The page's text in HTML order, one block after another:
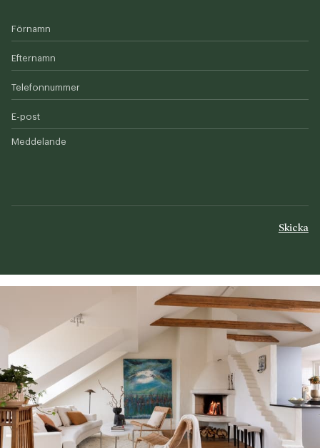
Förnamn
Efternamn
Telefonnummer
E-post
Meddelande
Skicka